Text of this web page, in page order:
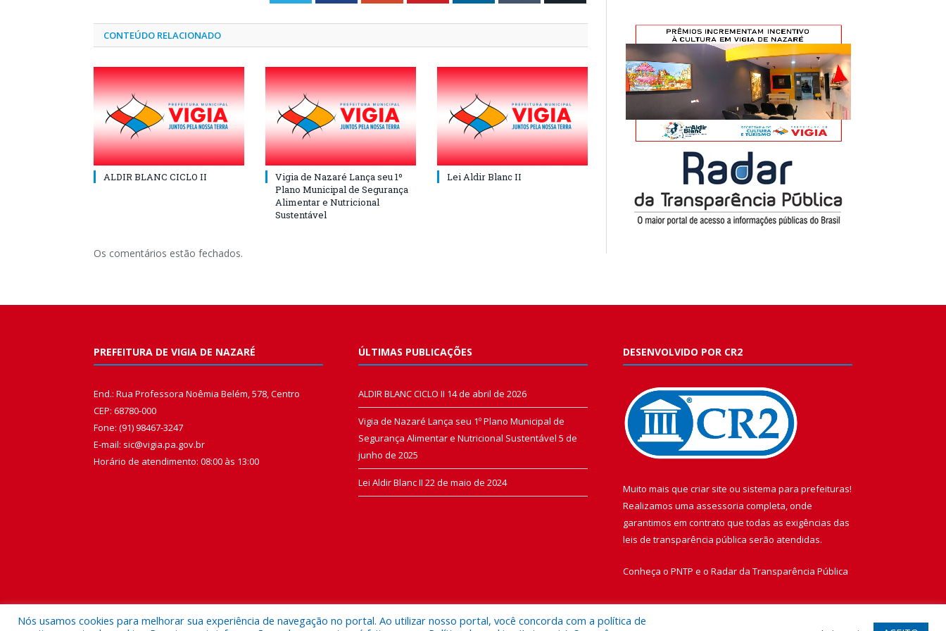
CONTEÚDO RELACIONADO
ALDIR BLANC CICLO II
Vigia de Nazaré Lança seu 1º
Plano Municipal de Segurança
Alimentar e Nutricional
Sustentável
Lei Aldir Blanc II
Os comentários estão fechados.
PREFEITURA DE VIGIA DE NAZARÉ
End.: Rua Professora Noêmia Belém, 578, Centro
CEP: 68780-000
Fone: (91) 98467-3247
E-mail: sic@vigia.pa.gov.br
Horário de atendimento: 08:00 às 13:00
ÚLTIMAS PUBLICAÇÕES
ALDIR BLANC CICLO II 14 de abril de 2026
Vigia de Nazaré Lança seu 1º Plano Municipal de
Segurança Alimentar e Nutricional Sustentável 5 de
junho de 2025
Lei Aldir Blanc II 22 de maio de 2024
DESENVOLVIDO POR CR2
Muito mais que criar site ou sistema para prefeituras!
Realizamos uma assessoria completa, onde
garantimos em contrato que todas as exigências das
leis de transparência pública serão atendidas.
Conheça o PNTP e o Radar da Transparência Pública
Nós usamos cookies para melhorar sua experiência de navegação no portal. Ao utilizar nosso portal, você concorda com a política de